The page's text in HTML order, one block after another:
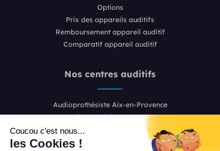
Coucou c'est nous...
les Cookies !
Options
Prix des appareils auditifs
Remboursement appareil auditif
Comparatif appareil auditif
Nos centres auditifs
Audioprothésiste Aix-en-Provence
Audioprothésiste Bordeaux
Audioprothésiste Boulogne-Billancourt
Audioprothésiste Colombes